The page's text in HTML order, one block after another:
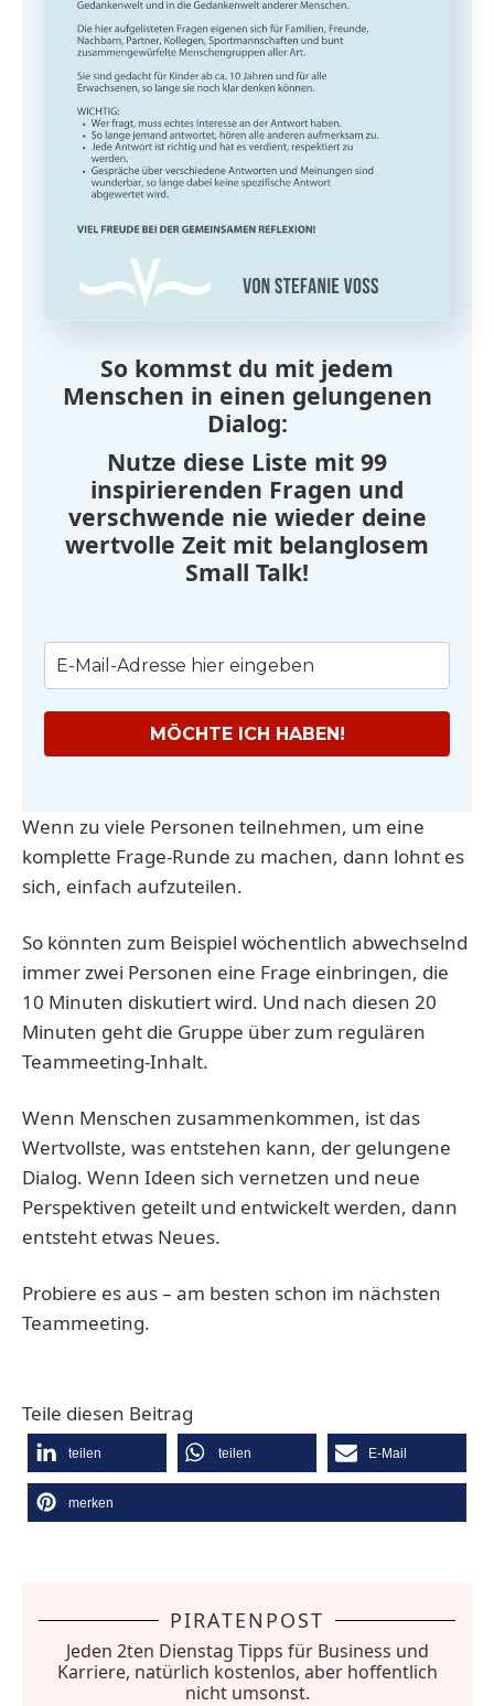
So kommst du mit jedem
Menschen in einen gelungenen
Dialog:
Nutze diese Liste mit 99
inspirierenden Fragen und
verschwende nie wieder deine
wertvolle Zeit mit belanglosem
Small Talk!
MÖCHTE ICH HABEN!
Wenn zu viele Personen teilnehmen, um eine
komplette Frage-Runde zu machen, dann lohnt es
sich, einfach aufzuteilen.
So könnten zum Beispiel wöchentlich abwechselnd
immer zwei Personen eine Frage einbringen, die
10 Minuten diskutiert wird. Und nach diesen 20
Minuten geht die Gruppe über zum regulären
Teammeeting-Inhalt.
Wenn Menschen zusammenkommen, ist das
Wertvollste, was entstehen kann, der gelungene
Dialog. Wenn Ideen sich vernetzen und neue
Perspektiven geteilt und entwickelt werden, dann
entsteht etwas Neues.
Probiere es aus – am besten schon im nächsten
Teammeeting.
Teile diesen Beitrag
teilen teilen E-Mail
merken
PIRATENPOST
Jeden 2ten Dienstag Tipps für Business und
Karriere, natürlich kostenlos, aber hoffentlich
nicht umsonst.